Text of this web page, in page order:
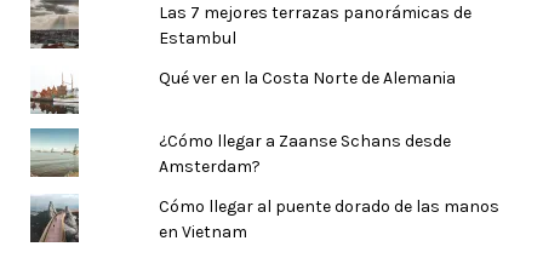
Las 7 mejores terrazas panorámicas de
Estambul
Qué ver en la Costa Norte de Alemania
¿Cómo llegar a Zaanse Schans desde
Amsterdam?
Cómo llegar al puente dorado de las manos
en Vietnam